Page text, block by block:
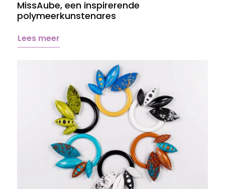
MissAube, een inspirerende
polymeerkunstenares
Lees meer